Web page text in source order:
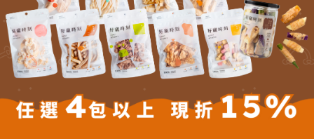
心血管與神經系統健康。
Q2：液態魚油怎麼餵比較好？
A：可直接滴在乾糧或濕食上，讓毛孩跟一般餐食一起攝取；氣味
溫和也適合挑嘴毛孩。
Q3：多久能看到改善？
A：因體質而異，一般建議 持續補充 4–8 週以上 觀察皮毛亮澤、
關節活動與活力改善，更長期使用效果更穩定。